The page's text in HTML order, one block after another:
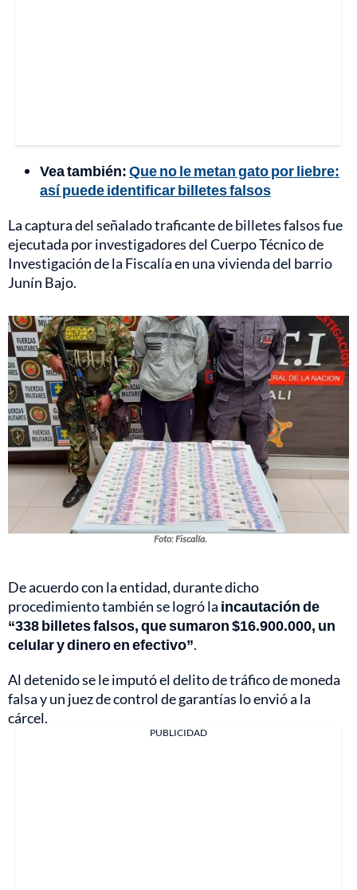
Vea también:Que no le metan gato por liebre:
así puede identificar billetes falsos
La captura del señalado traficante de billetes falsos fue
ejecutada por investigadores del Cuerpo Técnico de
Investigación de la Fiscalía en una vivienda del barrio
Junín Bajo.
Foto: Fiscalía.
De acuerdo con la entidad, durante dicho
procedimiento también se logró la incautación de
“338 billetes falsos, que sumaron $16.900.000, un
celular y dinero en efectivo”.
Al detenido se le imputó el delito de tráfico de moneda
falsa y un juez de control de garantías lo envió a la
cárcel.
PUBLICIDAD